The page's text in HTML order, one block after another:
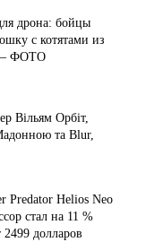
дрона: бойцы
с котятами из
– ФОТО
Вільям Орбіт,
та Blur,
Predator Helios Neo
стал на 11 %
долларов